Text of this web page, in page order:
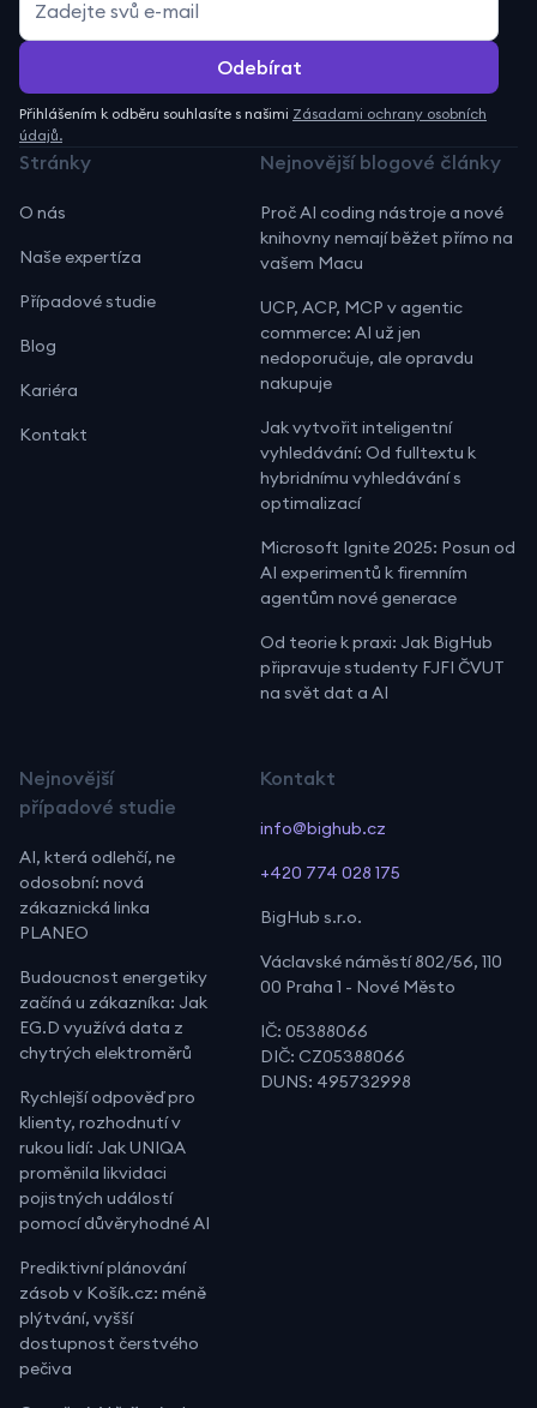
Přihlášením k odběru souhlasíte s našimi Zásadami ochrany osobních
údajů.
Stránky
O nás
Naše expertíza
Případové studie
Blog
Kariéra
Kontakt
Nejnovější blogové články
Proč AI coding nástroje a nové
knihovny nemají běžet přímo na
vašem Macu
UCP, ACP, MCP v agentic
commerce: AI už jen
nedoporučuje, ale opravdu
nakupuje
Jak vytvořit inteligentní
vyhledávání: Od fulltextu k
hybridnímu vyhledávání s
optimalizací
Microsoft Ignite 2025: Posun od
AI experimentů k firemním
agentům nové generace
Od teorie k praxi: Jak BigHub
připravuje studenty FJFI ČVUT
na svět dat a AI
Nejnovější
případové studie
AI, která odlehčí, ne
odosobní: nová
zákaznická linka
PLANEO
Budoucnost energetiky
začíná u zákazníka: Jak
EG.D využívá data z
chytrých elektroměrů
Rychlejší odpověď pro
klienty, rozhodnutí v
rukou lidí: Jak UNIQA
proměnila likvidaci
pojistných událostí
pomocí důvěryhodné AI
Prediktivní plánování
zásob v Košík.cz: méně
plýtvání, vyšší
dostupnost čerstvého
pečiva
Kontakt
info@bighub.cz
+420 774 028 175
BigHub s.r.o.
Václavské náměstí 802/56, 110
00 Praha 1 - Nové Město
IČ: 05388066
DIČ: CZ05388066
DUNS: 495732998